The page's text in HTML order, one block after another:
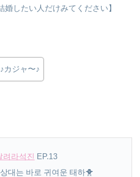
婚したい人だけみてください】
カジャ〜♪
려라석진
EP.13
대는 바로 귀여운 태하🐥